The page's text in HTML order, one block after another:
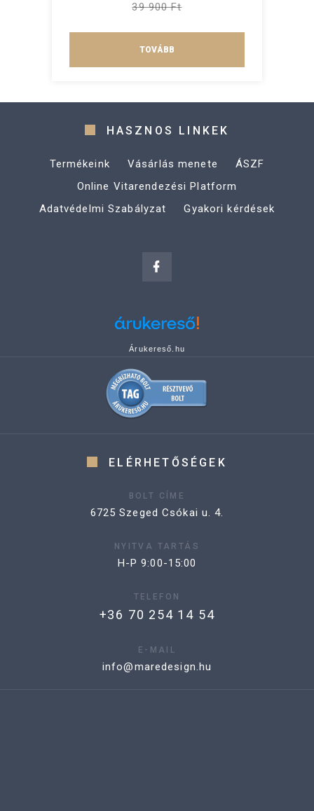
39 900 Ft
TOVÁBB
HASZNOS LINKEK
Termékeink Vásárlás menete
ÁSZF
Online Vitarendezési Platform
Adatvédelmi Szabályzat
Gyakori kérdések
Árukereső.hu
ELÉRHETŐSÉGEK
BOLT CÍME
6725 Szeged Csókai u. 4.
NYITVA TARTÁS
H-P 9:00-15:00
TELEFON
+36 70 254 14 54
E-MAIL
info@maredesign.hu